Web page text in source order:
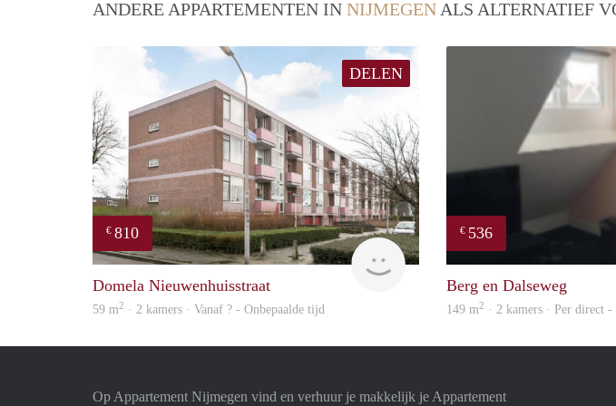
ANDERE APPARTEMENTEN IN NIJMEGEN ALS ALTERNATIEF
DELEN
€ 810
Woning
Domela Nieuwenhuisstraat
59 m2 · 2 kamers · Vanaf ? - Onbepaalde tijd
€ 536
Berg en Dalseweg
149 m2 · 2 kamers · Per direct
Op Appartement Nijmegen vind en verhuur je makkelijk je Appartement